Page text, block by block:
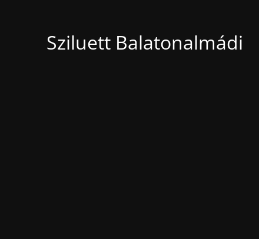
Sziluett Balatonalmádi